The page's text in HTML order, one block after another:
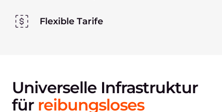
Flexible Tarife
Universelle Infrastruktur
für reibungsloses